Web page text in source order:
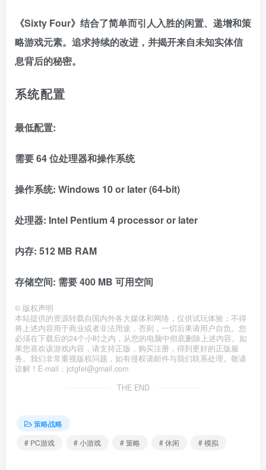
《Sixty Four》结合了简单而引人入胜的闲置、递增和策
略游戏元素。追求持续的改进，并揭开来自未知实体信
息背后的秘密。
系统配置
最低配置:
需要 64 位处理器和操作系统
操作系统: Windows 10 or later (64-bit)
处理器: Intel Pentium 4 processor or later
内存: 512 MB RAM
存储空间: 需要 400 MB 可用空间
© 版权声明
本站提供的资源转载自国内外各大媒体和网络，仅供试玩体验；不得
将上述内容用于商业或者非法用途，否则，一切后果请用户自负。您
必须在下载后的24个小时之内，从您的电脑中彻底删除上述内容。如
果您喜欢该游戏内容，请支持正版，购买注册，得到更好的正版服
务。我们非常重视版权问题，如有侵权请邮件与我们联系处理。敬请
谅解！E-mail：jctgfei@gmail.com
THE END
策略战略
# PC游戏
# 小游戏 # 策略 # 休闲 # 模拟